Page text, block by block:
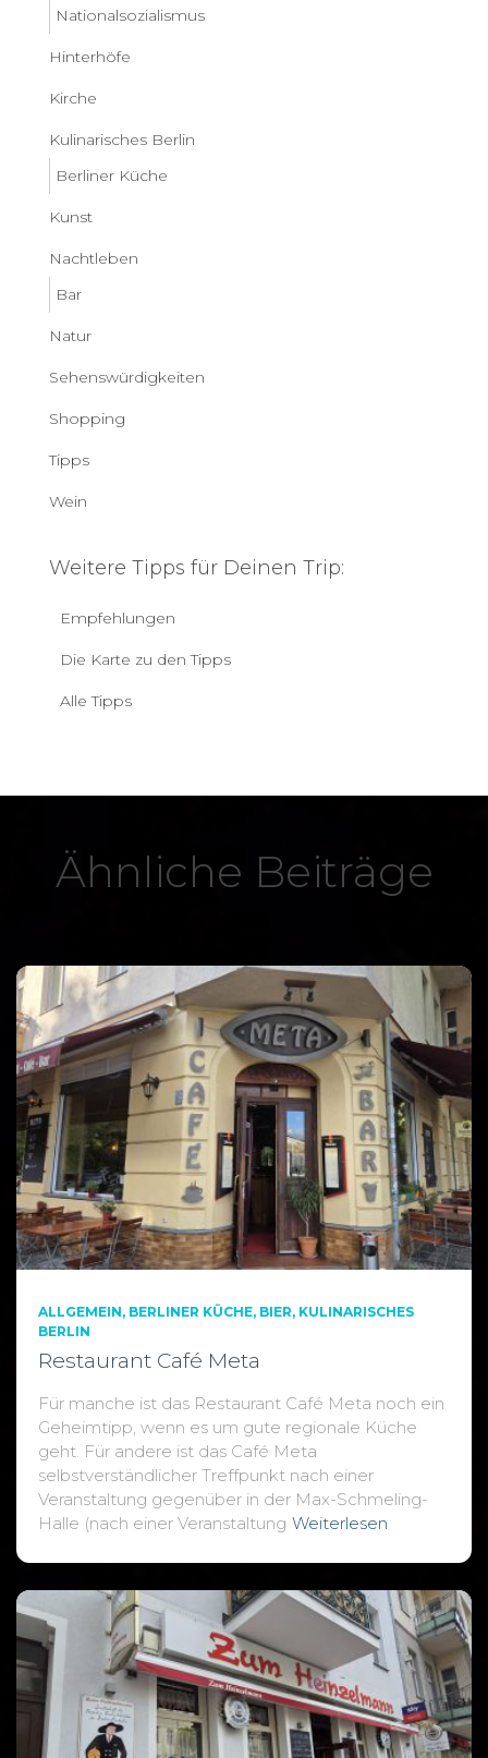
Nationalsozialismus
Hinterhöfe
Kirche
Kulinarisches Berlin
Berliner Küche
Kunst
Nachtleben
Bar
Natur
Sehenswürdigkeiten
Shopping
Tipps
Wein
Weitere Tipps für Deinen Trip:
Empfehlungen
Die Karte zu den Tipps
Alle Tipps
Ähnliche Beiträge
ALLGEMEIN BERLINER KÜCHE BIER KULINARISCHES
BERLIN
Restaurant Café Meta
Für manche ist das Restaurant Café Meta noch ein
Geheimtipp, wenn es um gute regionale Küche
geht. Für andere ist das Café Meta
selbstverständlicher Treffpunkt nach einer
Veranstaltung gegenüber in der Max-Schmeling-
Halle (nach einer Veranstaltung Weiterlesen